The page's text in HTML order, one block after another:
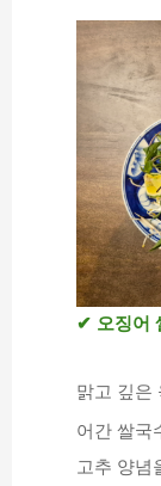
✔ 오징어
맑고 깊은
어간 쌀국
고추 양념